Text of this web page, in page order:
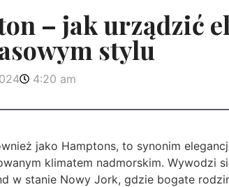
– jak urządzić
stylu
4:20 am
jako Hamptons, to synonim
klimatem nadmorskim. Wywodzi
w stanie Nowy Jork, gdzie bogate